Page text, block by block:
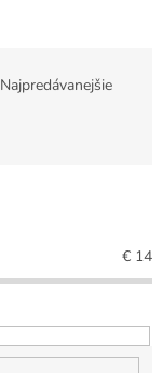
Najpredávanejšie
€ 14